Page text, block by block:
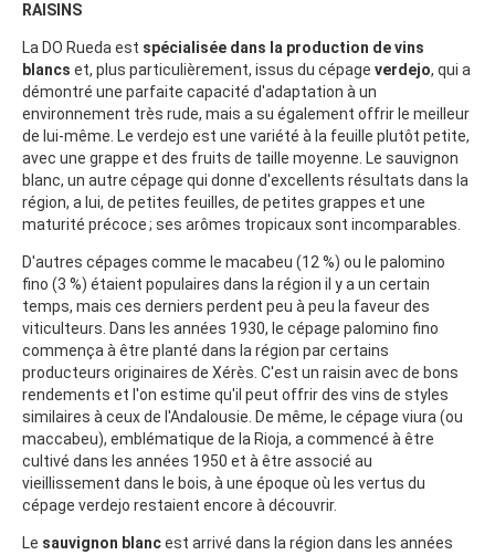
RAISINS
La DO Rueda est spécialisée dans la production de vins
blancs et, plus particulièrement, issus du cépage verdejo, qui a
démontré une parfaite capacité d'adaptation à un
environnement très rude, mais a su également offrir le meilleur
de lui-même. Le verdejo est une variété à la feuille plutôt petite,
avec une grappe et des fruits de taille moyenne. Le sauvignon
blanc, un autre cépage qui donne d'excellents résultats dans la
région, a lui, de petites feuilles, de petites grappes et une
maturité précoce ; ses arômes tropicaux sont incomparables.
D'autres cépages comme le macabeu (12 %) ou le palomino
fino (3 %) étaient populaires dans la région il y a un certain
temps, mais ces derniers perdent peu à peu la faveur des
viticulteurs. Dans les années 1930, le cépage palomino fino
commença à être planté dans la région par certains
producteurs originaires de Xérès. C'est un raisin avec de bons
rendements et l'on estime qu'il peut offrir des vins de styles
similaires à ceux de l'Andalousie. De même, le cépage viura (ou
maccabeu), emblématique de la Rioja, a commencé à être
cultivé dans les années 1950 et à être associé au
vieillissement dans le bois, à une époque où les vertus du
cépage verdejo restaient encore à découvrir.
Le sauvignon blancest arrivé dans la région dans les années